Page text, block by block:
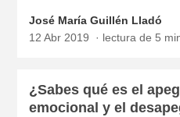
José María Guillén Lladó
12 Abr 2019
lectura de 5
¿Sabes qué es el
emocional y el